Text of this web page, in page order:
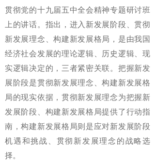
贯彻党的十九届五中全会精神专题研讨班
上的讲话。指出，进入新发展阶段、贯彻
新发展理念、构建新发展格局，是由我国
经济社会发展的理论逻辑、历史逻辑、现
实逻辑决定的，三者紧密关联。把握新发
展阶段是贯彻新发展理念、构建新发展格
局的现实依据，贯彻新发展理念为把握新
发展阶段、构建新发展格局提供了行动指
南，构建新发展格局则是应对新发展阶段
机遇和挑战、贯彻新发展理念的战略选
择。